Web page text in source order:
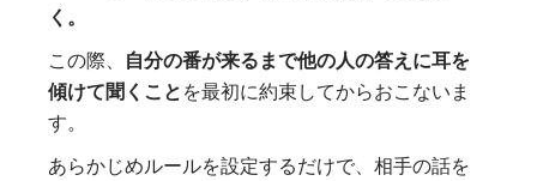
く。
この際、 自分の番が来るまで他の人の答えに耳を
傾けて聞くことを最初に約束してからおこないま
す。
あらかじめルールを設定するだけで、相手の話を